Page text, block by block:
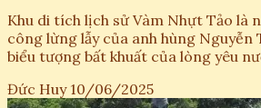
Khu di tích lịch sử Vàm Nhựt Tảo là
công lừng lẫy của anh hùng
biểu tượng bất khuất của lòng yêu
Đức Huy 10/06/2025